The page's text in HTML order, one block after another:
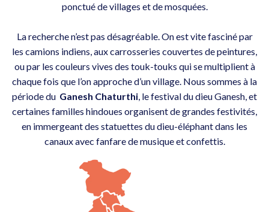
ponctué de villages et de mosquées.
La recherche n’est pas désagréable. On est vite fasciné par
les camions indiens, aux carrosseries couvertes de peintures,
ou par les couleurs vives des touk-touks qui se multiplient à
chaque fois que l’on approche d’un village. Nous sommes à la
période du Ganesh Chaturthi, le festival du dieu Ganesh, et
certaines familles hindoues organisent de grandes festivités,
en immergeant des statuettes du dieu-éléphant dans les
canaux avec fanfare de musique et confettis.